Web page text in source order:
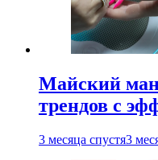
Майский
трендов с
3 месяца спустя3